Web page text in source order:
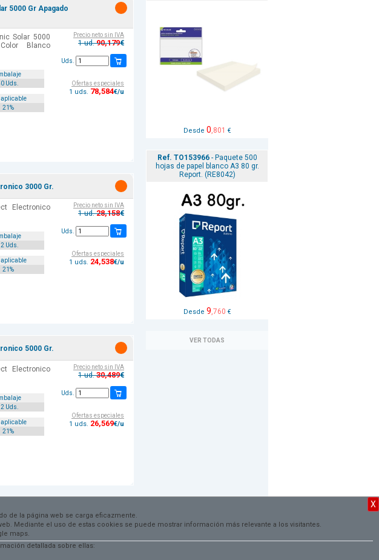
X
de la página web se carga eficazmente.
Mediante el uso de estas cookies se puede mostrar información más relevante a los visitantes.
maps.
detallada sobre ellas:
5000 Gr Apagado
Solar 5000
Blanco
Uds.
aplicable
21%
Precio neto sin IVA
1 ud.90,179€
Uds.
Ofertas especiales
1 uds. 78,584€/u
3000 Gr.
Electronico
Uds.
aplicable
21%
Precio neto sin IVA
1 ud.28,158€
Uds.
Ofertas especiales
1 uds. 24,538€/u
5000 Gr.
Electronico
Uds.
aplicable
21%
Precio neto sin IVA
1 ud.30,489€
Uds.
Ofertas especiales
1 uds. 26,569€/u
Desde 0,801 €
Ref. TO153966- Paquete 500
hojas de papel blanco A3 80 gr.
Report. (RE8042)
Desde 9,760 €
VER TODAS